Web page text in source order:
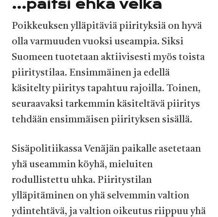
…paitsi ehkä velka
Poikkeuksen ylläpitäviä piirityksiä on hyvä
olla varmuuden vuoksi useampia. Siksi
Suomeen tuotetaan aktiivisesti myös toista
piiritystilaa. Ensimmäinen ja edellä
käsitelty piiritys tapahtuu rajoilla. Toinen,
seuraavaksi tarkemmin käsiteltävä piiritys
tehdään ensimmäisen piirityksen sisällä.
Sisäpolitiikassa Venäjän paikalle asetetaan
yhä useammin köyhä, mieluiten
rodullistettu uhka. Piiritystilan
ylläpitäminen on yhä selvemmin valtion
ydintehtävä, ja valtion oikeutus riippuu yhä